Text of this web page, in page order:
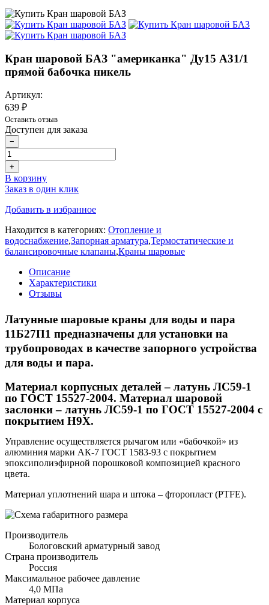
Кран шаровой БАЗ "американка" Ду15 А31/1
прямой бабочка никель
Артикул:
639 ₽
Оставить отзыв
Доступен для заказа
−
+
В корзину
Заказ в один клик
Добавить в избранное
Находится в категориях: Отопление и
водоснабжение,Запорная арматура,Термостатические и
балансировочные клапаны,Краны шаровые
Описание
Характеристики
Отзывы
Латунные шаровые краны для воды и пара
11Б27П1 предназначены для установки на
трубопроводах в качестве запорного устройства
для воды и пара.
Материал корпусных деталей – латунь ЛС59-1
по ГОСТ 15527-2004. Материал шаровой
заслонки – латунь ЛС59-1 по ГОСТ 15527-2004 с
покрытием Н9Х.
Управление осуществляется рычагом или «бабочкой» из
алюминия марки АК-7 ГОСТ 1583-93 с покрытием
эпоксиполиэфирной порошковой композицией красного
цвета.
Материал уплотнений шара и штока – фторопласт (PTFE).
Производитель
Бологовский арматурный завод
Страна производитель
Россия
Максимальное рабочее давление
4,0 МПа
Материал корпуса